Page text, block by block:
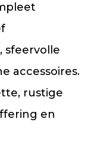
sfeervolle
accessoires.
rustige
en